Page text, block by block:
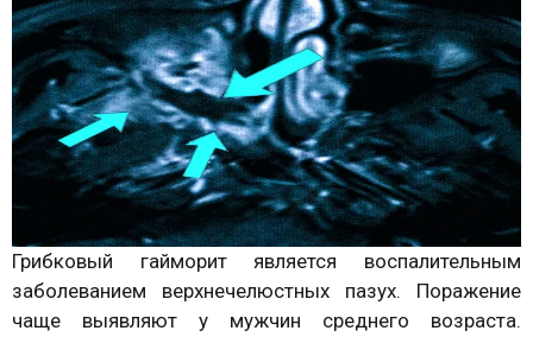
Грибковый гайморит является воспалительным
заболеванием верхнечелюстных пазух. Поражение
чаще выявляют у мужчин среднего возраста.